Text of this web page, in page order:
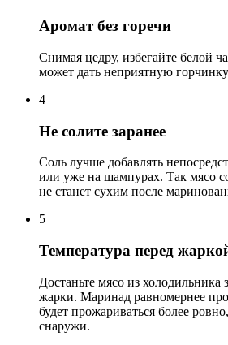
Аромат без горечи
Снимая цедру, избегайте белой
может дать неприятную
4
Не солите заранее
Соль лучше добавлять
или уже на шампурах. Так мясо
не станет сухим после
5
Температура перед
Достаньте мясо из холодильника
жарки. Маринад равномернее
будет прожариваться более
снаружи.